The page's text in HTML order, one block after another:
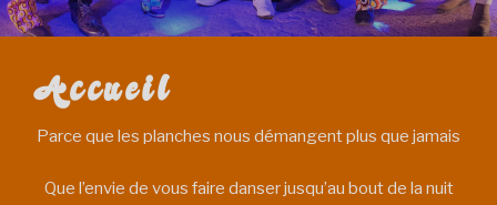
Accueil
Parce que les planches nous démangent plus que jamais
Que l’envie de vous faire danser jusqu’au bout de la nuit